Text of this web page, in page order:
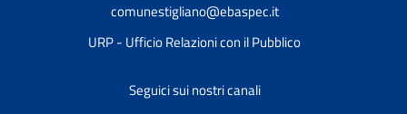
comunestigliano@ebaspec.it
URP - Ufficio Relazioni con il Pubblico
Seguici sui nostri canali